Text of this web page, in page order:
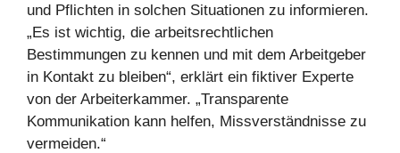
und Pflichten in solchen Situationen zu informieren.
„Es ist wichtig, die arbeitsrechtlichen
Bestimmungen zu kennen und mit dem Arbeitgeber
in Kontakt zu bleiben“, erklärt ein fiktiver Experte
von der Arbeiterkammer. „Transparente
Kommunikation kann helfen, Missverständnisse zu
vermeiden.“